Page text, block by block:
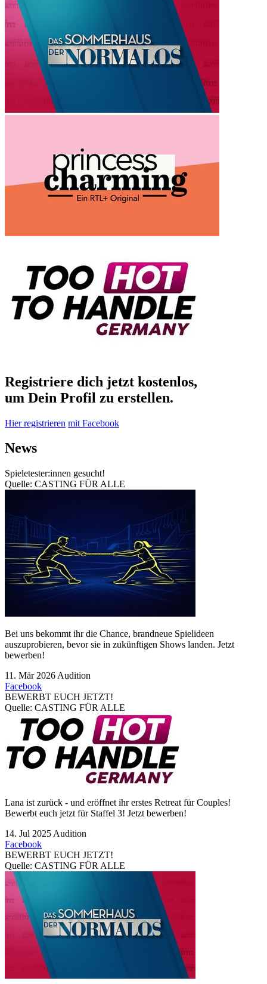
Registriere dich jetzt kostenlos,
um Dein Profil zu erstellen.
Hier registrieren mit Facebook
News
Spieletester:innen gesucht!
Quelle: CASTING FÜR ALLE
Bei uns bekommt ihr die Chance, brandneue Spielideen
auszuprobieren, bevor sie in zukünftigen Shows landen. Jetzt
bewerben!
11. Mär 2026 Audition
Facebook
BEWERBT EUCH JETZT!
Quelle: CASTING FÜR ALLE
Lana ist zurück - und eröffnet ihr erstes Retreat für Couples!
Bewerbt euch jetzt für Staffel 3! Jetzt bewerben!
14. Jul 2025 Audition
Facebook
BEWERBT EUCH JETZT!
Quelle: CASTING FÜR ALLE